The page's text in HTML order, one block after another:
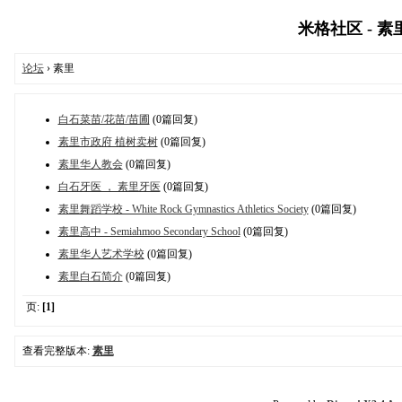
米格社区 - 素
论坛› 素里
白石菜苗/花苗/苗圃 (0篇回复)
素里市政府 植树卖树(0篇回复)
素里华人教会(0篇回复)
白石牙医 ， 素里牙医 (0篇回复)
素里舞蹈学校 - White Rock Gymnastics Athletics Society(0篇回复)
素里高中 - Semiahmoo Secondary School(0篇回复)
素里华人艺术学校(0篇回复)
素里白石简介(0篇回复)
页: [1]
查看完整版本: 素里